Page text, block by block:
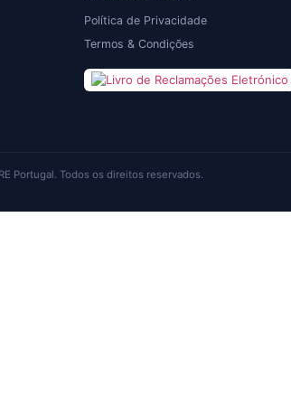
Política de Privacidade
Termos & Condições
Portugal. Todos os direitos reservados.